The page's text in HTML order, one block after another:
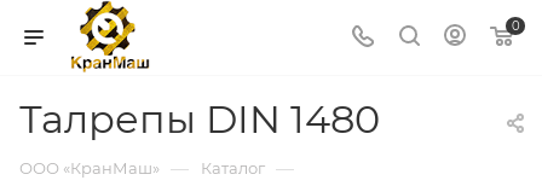
0
Талрепы DIN 1480
ООО «КранМаш» — Каталог —